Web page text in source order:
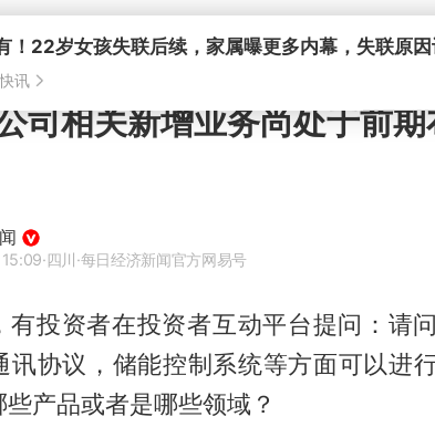
司相关新增业务尚处于前
·四川·每日经济新闻官方网易号
有投资者在投资者互动平台提问：请
讯协议，储能控制系统等方面可以进
产品或者是哪些领域？